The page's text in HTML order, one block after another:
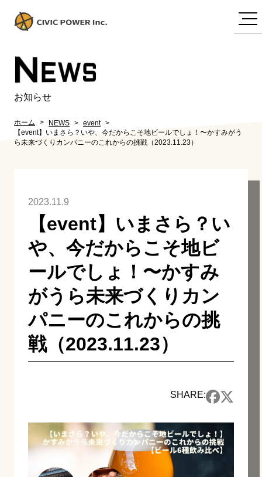
NEWS
お知らせ
ホーム NEWS
event
【event】いまさら？いや、今だからこそ地ビールでしょ！〜かすみがう
ら未来づくりカンパニーのこれからの挑戦（2023.11.23）
2023.11.9
【event】いまさら？い
や、今だからこそ地ビ
ールでしょ！〜かすみ
がうら未来づくりカン
パニーのこれからの挑
戦（2023.11.23）
SHARE: